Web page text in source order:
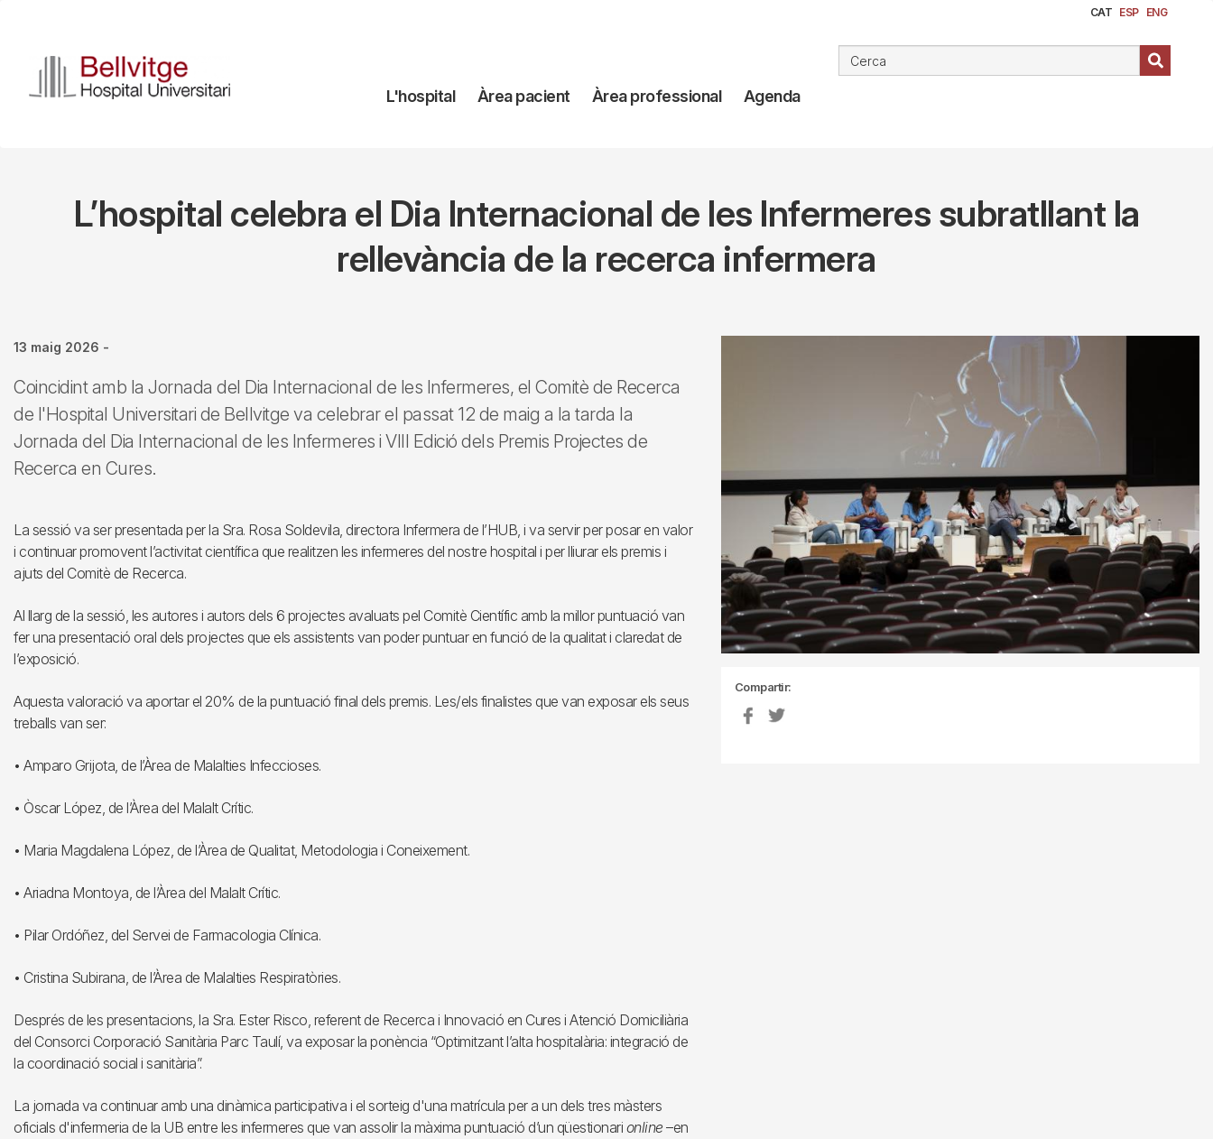
contingut
CAT ESP ENG
Navegación
L'hospital Àrea pacient Àrea professional Agenda
L’hospital celebra el Dia Internacional de les Infermeres subratllant la
rellevància de la recerca infermera
13 maig 2026 -
Coincidint amb la Jornada del Dia Internacional de les Infermeres, el Comitè de Recerca
de l'Hospital Universitari de Bellvitge va celebrar el passat 12 de maig a la tarda la
Jornada del Dia Internacional de les Infermeres i VIII Edició dels Premis Projectes de
Recerca en Cures.
La sessió va ser presentada per la Sra. Rosa Soldevila, directora Infermera de l’HUB, i va servir per posar en valor
i continuar promovent l’activitat científica que realitzen les infermeres del nostre hospital i per lliurar els premis i
ajuts del Comitè de Recerca.
Al llarg de la sessió, les autores i autors dels 6 projectes avaluats pel Comitè Científic amb la millor puntuació van
fer una presentació oral dels projectes que els assistents van poder puntuar en funció de la qualitat i claredat de
l’exposició.
Aquesta valoració va aportar el 20% de la puntuació final dels premis. Les/els finalistes que van exposar els seus
treballs van ser:
• Amparo Grijota, de l’Àrea de Malalties Infeccioses.
• Òscar López, de l’Àrea del Malalt Crític.
• Maria Magdalena López, de l’Àrea de Qualitat, Metodologia i Coneixement.
• Ariadna Montoya, de l’Àrea del Malalt Crític.
• Pilar Ordóñez, del Servei de Farmacologia Clínica.
• Cristina Subirana, de l’Àrea de Malalties Respiratòries.
Després de les presentacions, la Sra. Ester Risco, referent de Recerca i Innovació en Cures i Atenció Domiciliària
del Consorci Corporació Sanitària Parc Taulí, va exposar la ponència “Optimitzant l’alta hospitalària: integració de
la coordinació social i sanitària”.
La jornada va continuar amb una dinàmica participativa i el sorteig d'una matrícula per a un dels tres màsters
oficials d'infermeria de la UB entre les infermeres que van assolir la màxima puntuació d’un qüestionari online –en
Compartir: